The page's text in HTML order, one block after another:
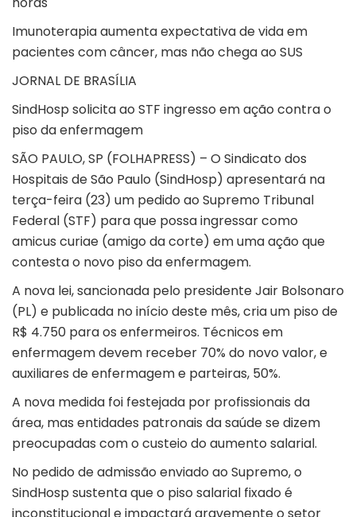
Imunoterapia aumenta expectativa de vida em
pacientes com câncer, mas não chega ao SUS
JORNAL DE BRASÍLIA
SindHosp solicita ao STF ingresso em ação contra o
piso da enfermagem
SÃO PAULO, SP (FOLHAPRESS) – O Sindicato dos
Hospitais de São Paulo (SindHosp) apresentará na
terça-feira (23) um pedido ao Supremo Tribunal
Federal (STF) para que possa ingressar como
amicus curiae (amigo da corte) em uma ação que
contesta o novo piso da enfermagem.
A nova lei, sancionada pelo presidente Jair Bolsonaro
(PL) e publicada no início deste mês, cria um piso de
R$ 4.750 para os enfermeiros. Técnicos em
enfermagem devem receber 70% do novo valor, e
auxiliares de enfermagem e parteiras, 50%.
A nova medida foi festejada por profissionais da
área, mas entidades patronais da saúde se dizem
preocupadas com o custeio do aumento salarial.
No pedido de admissão enviado ao Supremo, o
SindHosp sustenta que o piso salarial fixado é